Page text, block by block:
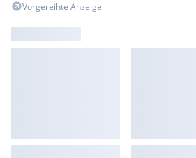
Vorgereihte Anzeige